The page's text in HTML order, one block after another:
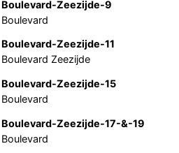
Boulevard-Zeezijde-9
Boulevard
Boulevard-Zeezijde-11
Boulevard Zeezijde
Boulevard-Zeezijde-15
Boulevard
Boulevard-Zeezijde-17-&-19
Boulevard